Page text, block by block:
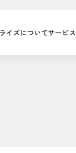
イズについてサービス